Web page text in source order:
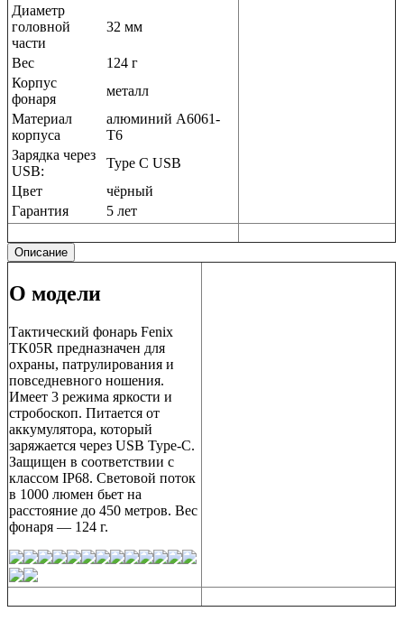
Диаметр
головной
части
32 мм
Вес
124 г
Корпус
фонаря
металл
Материал
корпуса
алюминий A6061-
T6
Зарядка через
USB:
Type C USB
Цвет
чёрный
Гарантия
5 лет
Описание
О модели
Тактический фонарь Fenix
TK05R предназначен для
охраны, патрулирования и
повседневного ношения.
Имеет 3 режима яркости и
стробоскоп. Питается от
аккумулятора, который
заряжается через USB Type-C.
Защищен в соответствии с
классом IP68. Световой поток
в 1000 люмен бьет на
расстояние до 450 метров. Вес
фонаря — 124 г.